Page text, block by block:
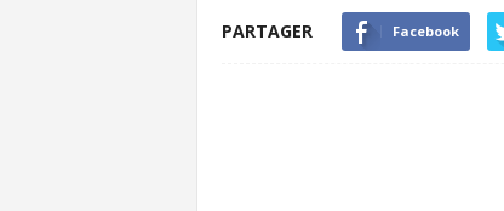
PARTAGER Facebook